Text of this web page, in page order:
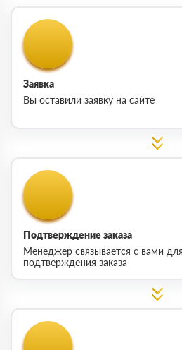
Заявка
Вы оставили заявку на сайте
Подтверждение заказа
Менеджер связывается с вами
подтверждения заказа